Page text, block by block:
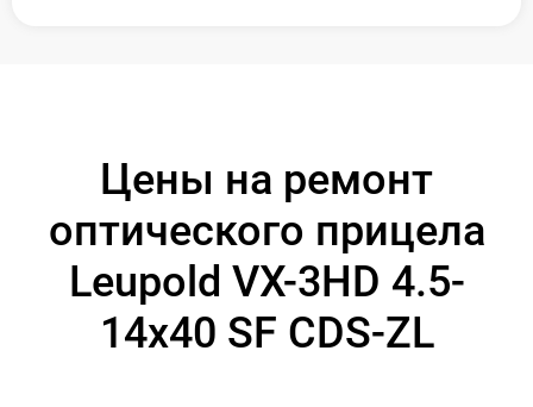
Цены на ремонт
оптического прицела
Leupold VX-3HD 4.5-
14x40 SF CDS-ZL